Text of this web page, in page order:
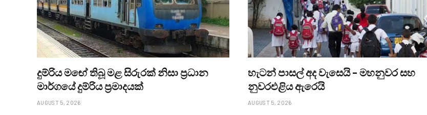
දුම්රිය මඟේ තිබූ මළ සිරුරක් නිසා ප්‍රධාන
මාර්ගයේ දුම්රිය ප්‍රමාදයක්
AUGUST 5, 2026
හැටන් පාසල් අද වැසෙයි – මහනුවර සහ
නුවරඑළිය ඇරෙයි
AUGUST 5, 2026